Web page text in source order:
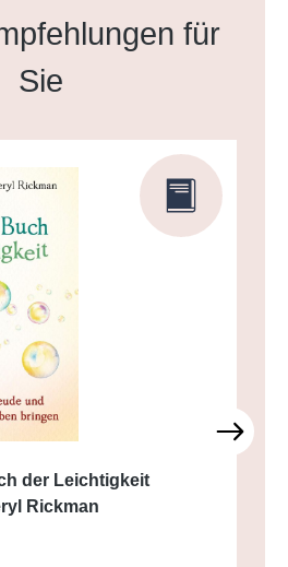
für
Sie
der Leichtigkeit
Rickman